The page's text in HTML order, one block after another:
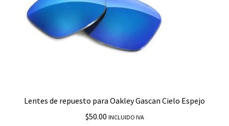
Lentes de repuesto para Oakley Gascan Cielo Espejo
$50.00 INCLUIDO IVA